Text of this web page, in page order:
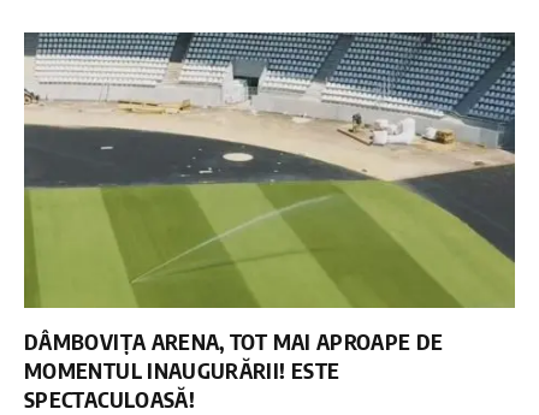
DÂMBOVIȚA ARENA, TOT MAI APROAPE DE
MOMENTUL INAUGURĂRII! ESTE
SPECTACULOASĂ!